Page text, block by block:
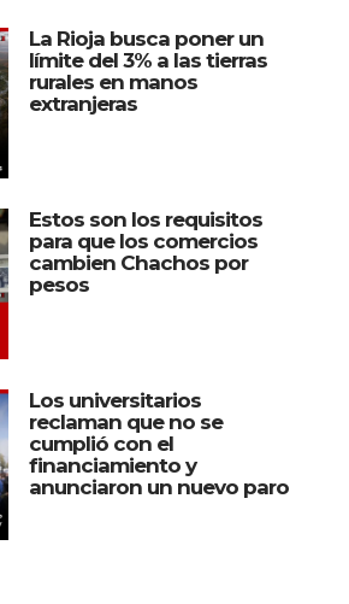
La Rioja busca poner un
límite del 3% a las tierras
rurales en manos
extranjeras
Estos son los requisitos
para que los comercios
cambien Chachos por
pesos
Los universitarios
reclaman que no se
cumplió con el
financiamiento y
anunciaron un nuevo paro